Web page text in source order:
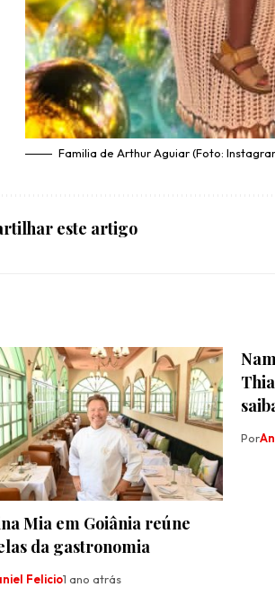
Familia de Arthur Aguiar (Foto:
este artigo
Mia em Goiânia reúne
da gastronomia
Felicio1 ano atrás
Por